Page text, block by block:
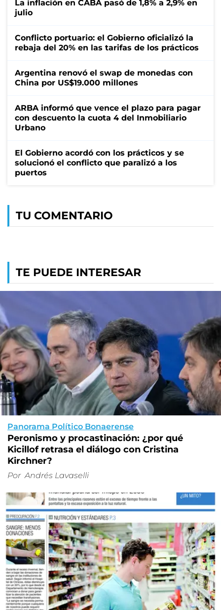
La inflación en CABA pasó de 1,8% a 2,9% en
julio
Conflicto portuario: el Gobierno oficializó la
rebaja del 20% en las tarifas de los prácticos
Argentina renovó el swap de monedas con
China por US$19.000 millones
ARBA informó que vence el plazo para pagar
con descuento la cuota 4 del Inmobiliario
Urbano
El Gobierno acordó con los prácticos y se
solucionó el conflicto que paralizó a los
puertos
TU COMENTARIO
TE PUEDE INTERESAR
Panorama Político Bonaerense
Peronismo y procastinación: ¿por qué
Kicillof retrasa el diálogo con Cristina
Kirchner?
Por Andrés Lavaselli